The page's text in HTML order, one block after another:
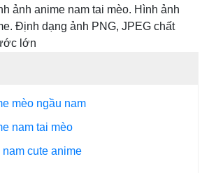
ảnh anime nam tai mèo. Hình ảnh
Định dạng ảnh PNG, JPEG chất
lớn
mèo ngầu nam
nam tai mèo
cute anime